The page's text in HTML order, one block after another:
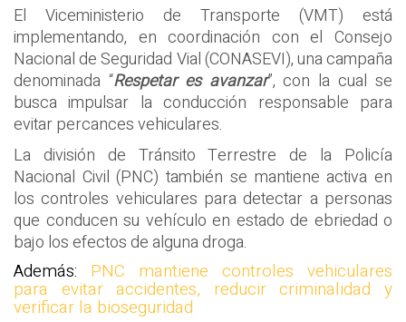
El Viceministerio de Transporte (VMT) está
implementando, en coordinación con el Consejo
Nacional de Seguridad Vial (CONASEVI), una campaña
denominada “Respetar es avanzar”, con la cual se
busca impulsar la conducción responsable para
evitar percances vehiculares.
La división de Tránsito Terrestre de la Policía
Nacional Civil (PNC) también se mantiene activa en
los controles vehiculares para detectar a personas
que conducen su vehículo en estado de ebriedad o
bajo los efectos de alguna droga.
Además: PNC mantiene controles vehiculares
para evitar accidentes, reducir criminalidad y
verificar la bioseguridad